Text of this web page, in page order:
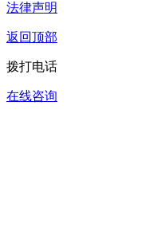
法律声明
返回顶部
拨打电话
在线咨询